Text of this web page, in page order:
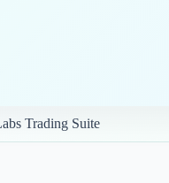
Trading Suite